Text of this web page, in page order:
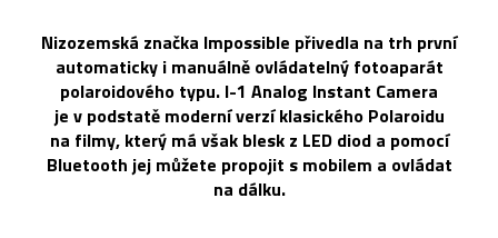
Nizozemská značka Impossible přivedla na trh první
automaticky i manuálně ovládatelný fotoaparát
polaroidového typu. I-1 Analog Instant Camera
je v podstatě moderní verzí klasického Polaroidu
na filmy, který má však blesk z LED diod a pomocí
Bluetooth jej můžete propojit s mobilem a ovládat
na dálku.